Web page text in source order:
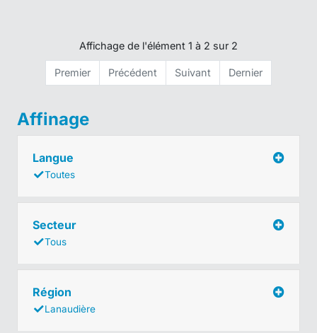
Affichage de l'élément 1 à 2 sur 2
Premier Précédent Suivant Dernier
Affinage
Langue
Toutes
Secteur
Tous
Région
Lanaudière